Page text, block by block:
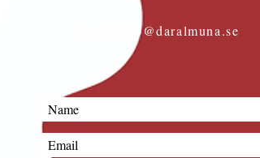
info@daralmuna.se